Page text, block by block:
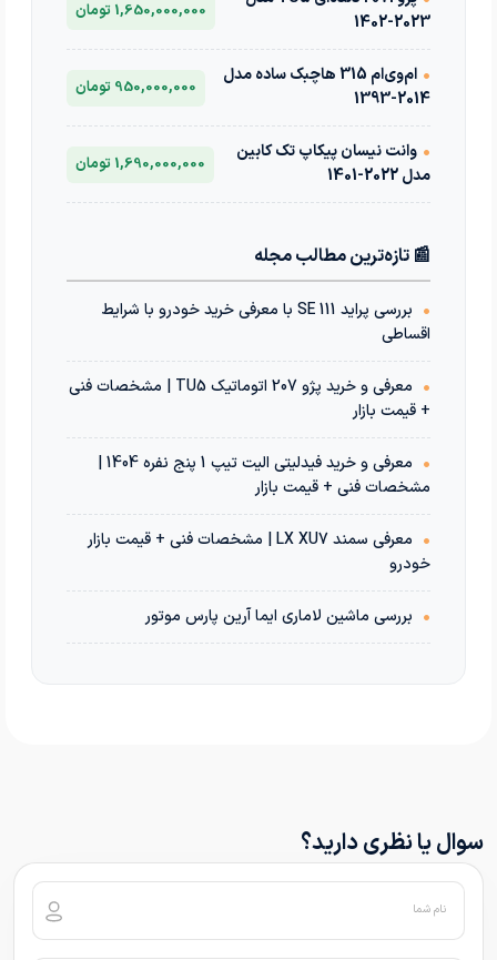
2023-1402
1,650,000,000 تومان
•
ام‌وی‌ام 315 هاچبک ساده مدل
2014-1393
950,000,000 تومان
• وانت نیسان پیکاپ تک کابین
مدل 2022-1401
1,690,000,000 تومان
📰 تازه‌ترین مطالب مجله
•
بررسی پراید 111 SE با معرفی خرید خودرو با شرایط
اقساطی
•
معرفی و خرید پژو 207 اتوماتیک TU5 | مشخصات فنی
+ قیمت بازار
•
معرفی و خرید فیدلیتی الیت تیپ 1 پنج نفره 1404 |
مشخصات فنی + قیمت بازار
•
معرفی سمند LX XU7 | مشخصات فنی + قیمت بازار
خودرو
• بررسی ماشین لاماری ایما آرین پارس موتور
سوال یا نظری دارید؟
نام شما